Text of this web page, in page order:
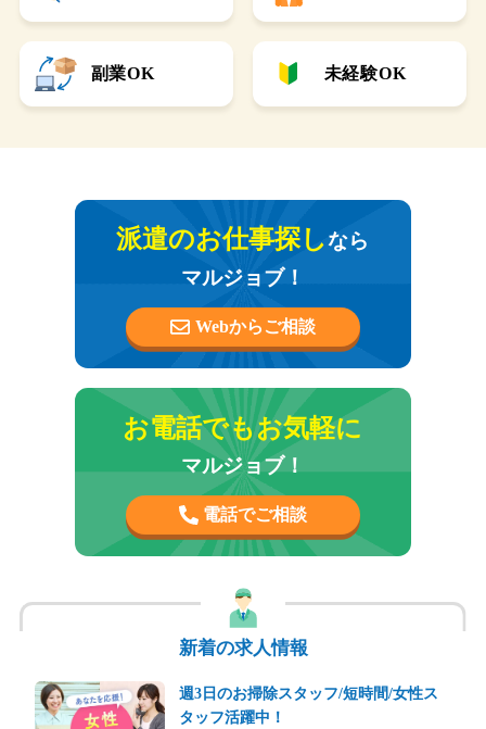
副業OK 未経験OK
派遣のお仕事探しなら
マルジョブ！
Webからご相談
お電話でもお気軽に
マルジョブ！
電話でご相談
新着の求人情報
週3日のお掃除スタッフ/短時間/女性ス
タッフ活躍中！